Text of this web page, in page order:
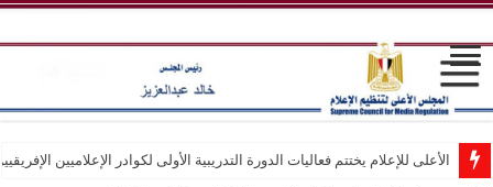
الأعلى للإعلام يختتم فعاليات الدورة التدريبية الأولى لكوادر الإعلاميين